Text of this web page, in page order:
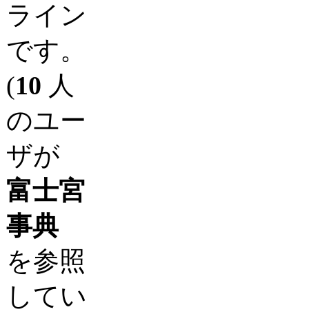
ライン
です。
(10 人
のユー
ザが
富士宮
事典
を参照
してい